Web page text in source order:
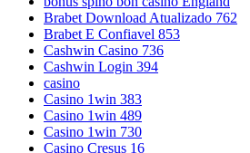
Brabet Download Atualizado 762
Brabet E Confiavel 853
Cashwin Casino 736
Cashwin Login 394
casino
Casino 1win 383
Casino 1win 489
Casino 1win 730
Casino Cresus 16